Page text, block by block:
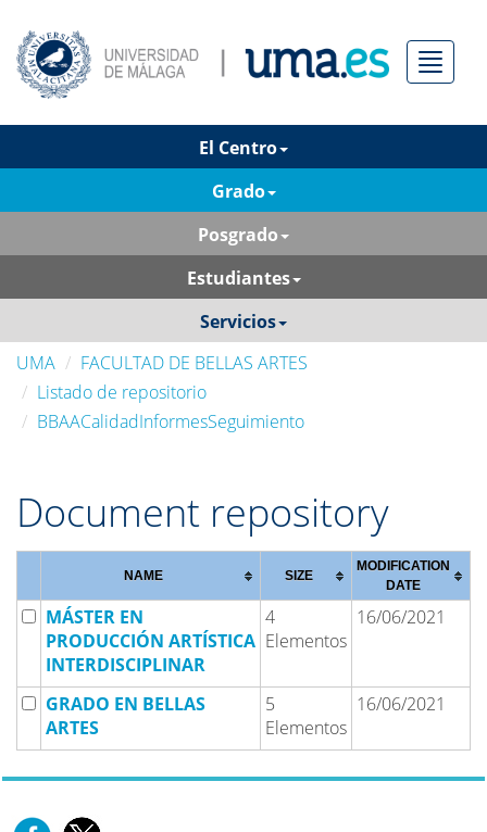
Menú
El Centro
Grado
Posgrado
Estudiantes
Servicios
UMA
FACULTAD DE BELLAS ARTES
Listado de repositorio
BBAACalidadInformesSeguimiento
Document repository
NAME SIZE
MODIFICATION
DATE
MÁSTER EN
PRODUCCIÓN ARTÍSTICA
INTERDISCIPLINAR
4
Elementos
16/06/2021
GRADO EN BELLAS
ARTES
5
Elementos
16/06/2021